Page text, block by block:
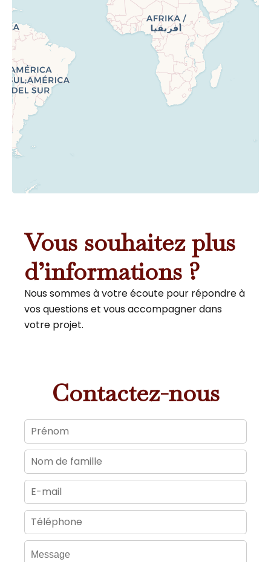
Vous souhaitez plus
d’informations ?
Nous sommes à votre écoute pour répondre à
vos questions et vous accompagner dans
votre projet.
Contactez-nous